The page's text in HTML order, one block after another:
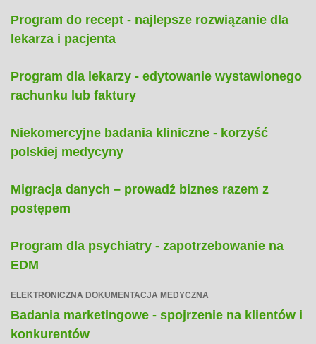
Program do recept - najlepsze rozwiązanie dla
lekarza i pacjenta
Program dla lekarzy - edytowanie wystawionego
rachunku lub faktury
Niekomercyjne badania kliniczne - korzyść
polskiej medycyny
Migracja danych – prowadź biznes razem z
postępem
Program dla psychiatry - zapotrzebowanie na
EDM
ELEKTRONICZNA DOKUMENTACJA MEDYCZNA
Badania marketingowe - spojrzenie na klientów i
konkurentów